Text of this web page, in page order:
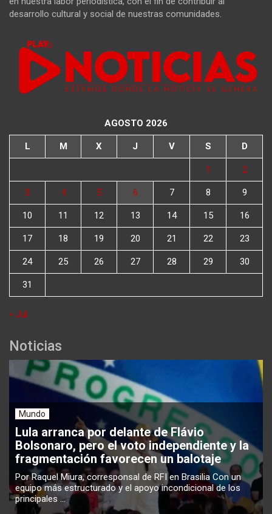
desarrollo cultural y social de nuestras comunidades.
AGOSTO 2026
L M X J V S D
1 2
3 4 5 6 7 8 9
10 11 12 13 14 15 16
17 18 19 20 21 22 23
24 25 26 27 28 29 30
31
« Jul
Noticias
Mundo
Lula arranca por delante de Flávio
Bolsonaro, pero el voto independiente y la
fragmentación favorecen un balotaje
Por Raquel Miura, corresponsal de RFI en Brasilia Con un
equipo más estructurado y el apoyo incondicional de los
principales ...